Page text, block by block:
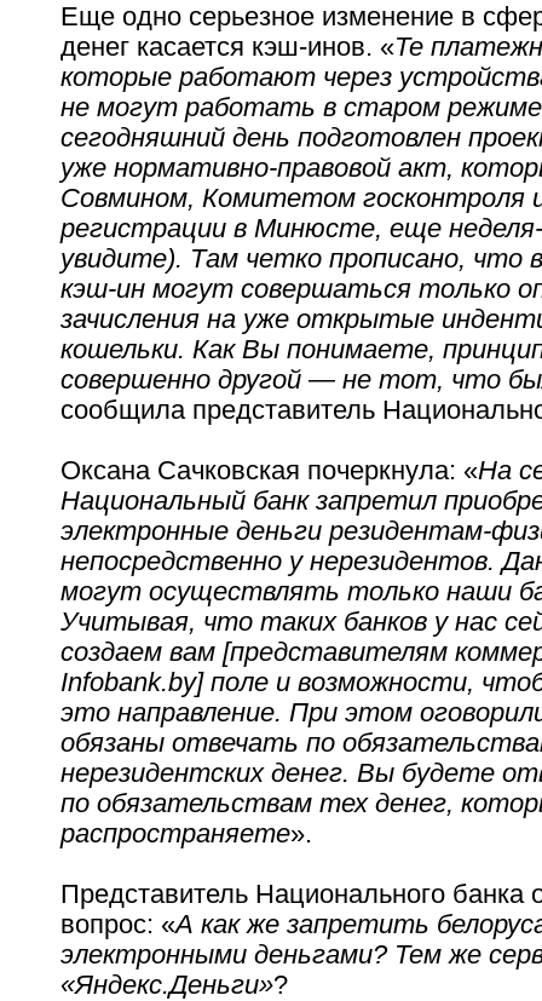
Еще одно серьезное изменение в
денег касается кэш-инов. «Те
которые работают через
не могут работать в старом
сегодняшний день подготовлен
уже нормативно-правовой акт,
Совмином, Комитетом госконтроля
регистрации в Минюсте, еще
увидите). Там четко прописано, что
кэш-ин могут совершаться только
зачисления на уже открытые
кошельки. Как Вы понимаете,
совершенно другой — не тот, что
сообщила представитель
Оксана Сачковская почеркнула: «На
Национальный банк запретил
электронные деньги резидентам-
непосредственно у нерезидентов.
могут осуществлять только наши
Учитывая, что таких банков у нас
создаем вам [представителям
Infobank.by] поле и возможности,
это направление. При этом
обязаны отвечать по
нерезидентских денег. Вы будете
по обязательствам тех денег,
распространяете».
Представитель Национального банка
вопрос: «А как же запретить
электронными деньгами? Тем же
«Яндекс.Деньги»?